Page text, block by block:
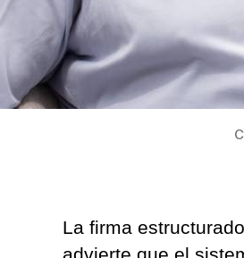
La firma